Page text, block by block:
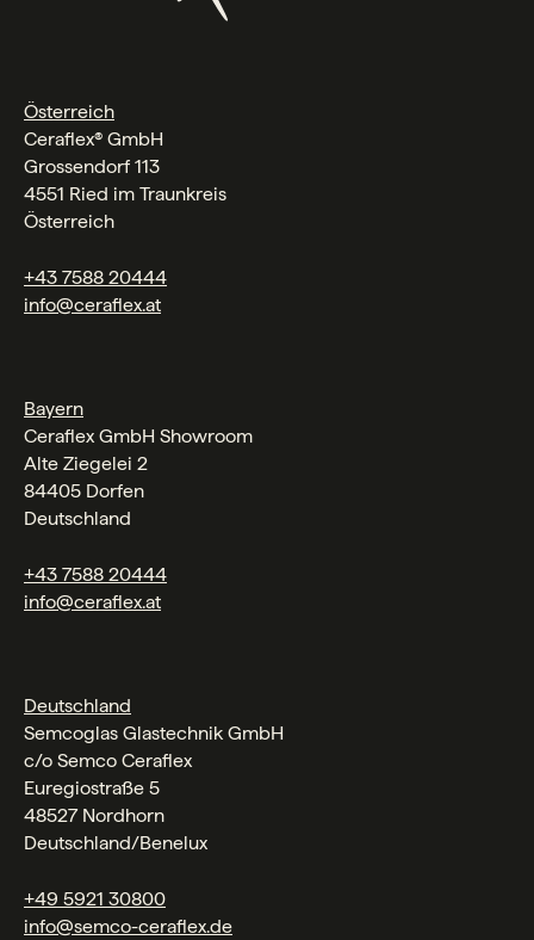
Österreich
Ceraflex® GmbH
Grossendorf 113
4551 Ried im Traunkreis
Österreich
+43 7588 20444
info@ceraflex.at
Bayern
Ceraflex GmbH Showroom
Alte Ziegelei 2
84405 Dorfen
Deutschland
+43 7588 20444
info@ceraflex.at
Deutschland
Semcoglas Glastechnik GmbH
c/o Semco Ceraflex
Euregiostraße 5
48527 Nordhorn
Deutschland/Benelux
+49 5921 30800
info@semco-ceraflex.de